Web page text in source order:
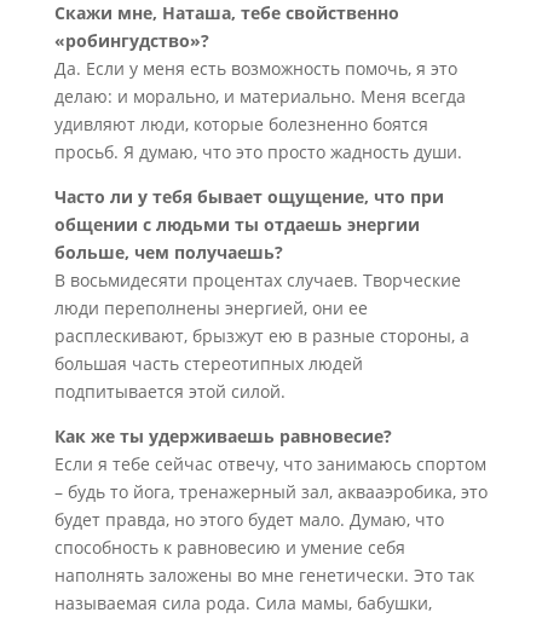
Скажи мне, Наташа, тебе свойственно
«робингудство»?
Да. Если у меня есть возможность помочь, я это
делаю: и морально, и материально. Меня всегда
удивляют люди, которые болезненно боятся
просьб. Я думаю, что это просто жадность души.
Часто ли у тебя бывает ощущение, что при
общении с людьми ты отдаешь энергии
больше, чем получаешь?
В восьмидесяти процентах случаев. Творческие
люди переполнены энергией, они ее
расплескивают, брызжут ею в разные стороны, а
большая часть стереотипных людей
подпитывается этой силой.
Как же ты удерживаешь равновесие?
Если я тебе сейчас отвечу, что занимаюсь спортом
– будь то йога, тренажерный зал, аквааэробика, это
будет правда, но этого будет мало. Думаю, что
способность к равновесию и умение себя
наполнять заложены во мне генетически. Это так
называемая сила рода. Сила мамы, бабушки,